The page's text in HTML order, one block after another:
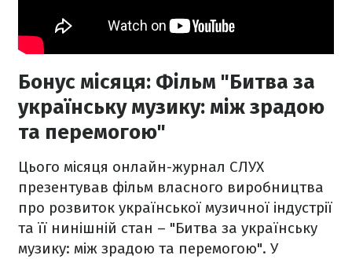
Бонус місяця: Фільм "Битва за
українську музику: між зрадою
та перемогою"
Цього місяця онлайн-журнал СЛУХ
презентував фільм власного виробництва
про розвиток української музичної індустрії
та її нинішній стан – "Битва за українську
музику: між зрадою та перемогою". У